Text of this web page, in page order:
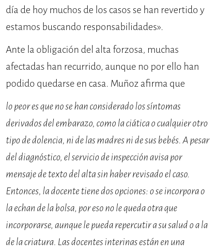
día de hoy muchos de los casos se han revertido y
estamos buscando responsabilidades».
Ante la obligación del alta forzosa, muchas
afectadas han recurrido, aunque no por ello han
podido quedarse en casa. Muñoz afirma que
lo peor es que no se han considerado los síntomas
derivados del embarazo, como la ciática o cualquier otro
tipo de dolencia, ni de las madres ni de sus bebés. A pesar
del diagnóstico, el servicio de inspección avisa por
mensaje de texto del alta sin haber revisado el caso.
Entonces, la docente tiene dos opciones: o se incorpora o
la echan de la bolsa, por eso no le queda otra que
incorporarse, aunque le pueda repercutir a su salud o a la
de la criatura. Las docentes interinas están en una